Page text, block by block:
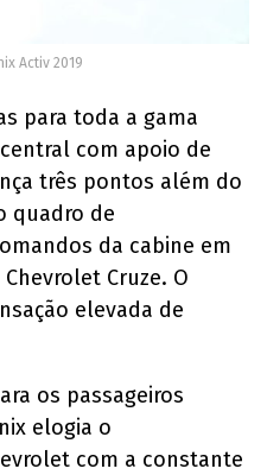
Activ 2019
para toda a gama
com apoio de
três pontos além do
quadro de
da cabine em
Cruze. O
elevada de
os passageiros
elogia o
com a constante